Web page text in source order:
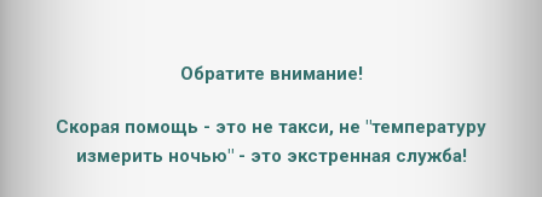
Обратите внимание!
Скорая помощь - это не такси, не "температуру
измерить ночью" - это экстренная служба!